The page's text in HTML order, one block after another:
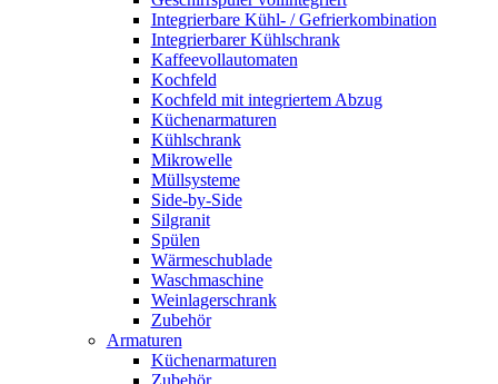
Integrierbare Kühl- / Gefrierkombination
Integrierbarer Kühlschrank
Kaffeevollautomaten
Kochfeld
Kochfeld mit integriertem Abzug
Küchenarmaturen
Kühlschrank
Mikrowelle
Müllsysteme
Side-by-Side
Silgranit
Spülen
Wärmeschublade
Waschmaschine
Weinlagerschrank
Zubehör
Armaturen
Küchenarmaturen
Zubehör